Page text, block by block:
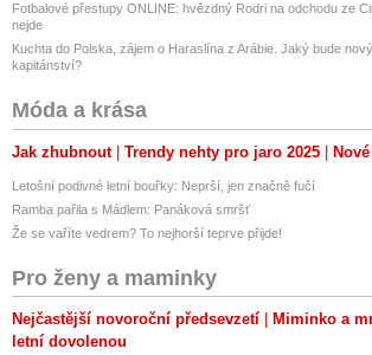
Fotbalové přestupy ONLINE: hvězdný Rodri na odchodu ze
nejde
Kuchta do Polska, zájem o Haraslína z Arábie. Jaký bude
kapitánství?
Móda a krása
Jak zhubnout Trendy nehty pro jaro 2025
Letošní podivné letní bouřky: Neprší, jen značně fučí
Ramba pařila s Mádlem: Panáková smršť
Že se vaříte vedrem? To nejhorší teprve přijde!
Pro ženy a maminky
Nejčastější novoroční předsevzetí Miminko a
letní dovolenou